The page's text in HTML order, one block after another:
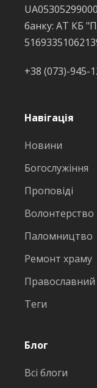
банку: АТ КБ
+38 (073)-945-
Навігація
Новини
Богослужіння
Проповіді
Волонтерство
Паломництво
Ремонт храму
Теги
Блог
Всі блоги